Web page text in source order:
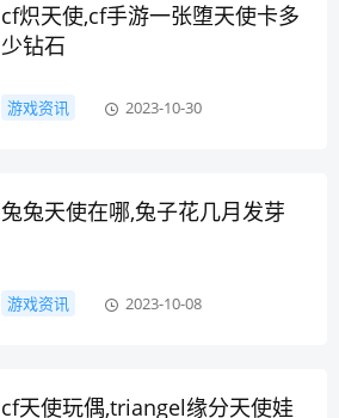
cf炽天使,cf手游一张堕天使卡多
少钻石
游戏资讯 2023-10-30
兔兔天使在哪,兔子花几月发芽
游戏资讯 2023-10-08
cf天使玩偶,triangel缘分天使娃